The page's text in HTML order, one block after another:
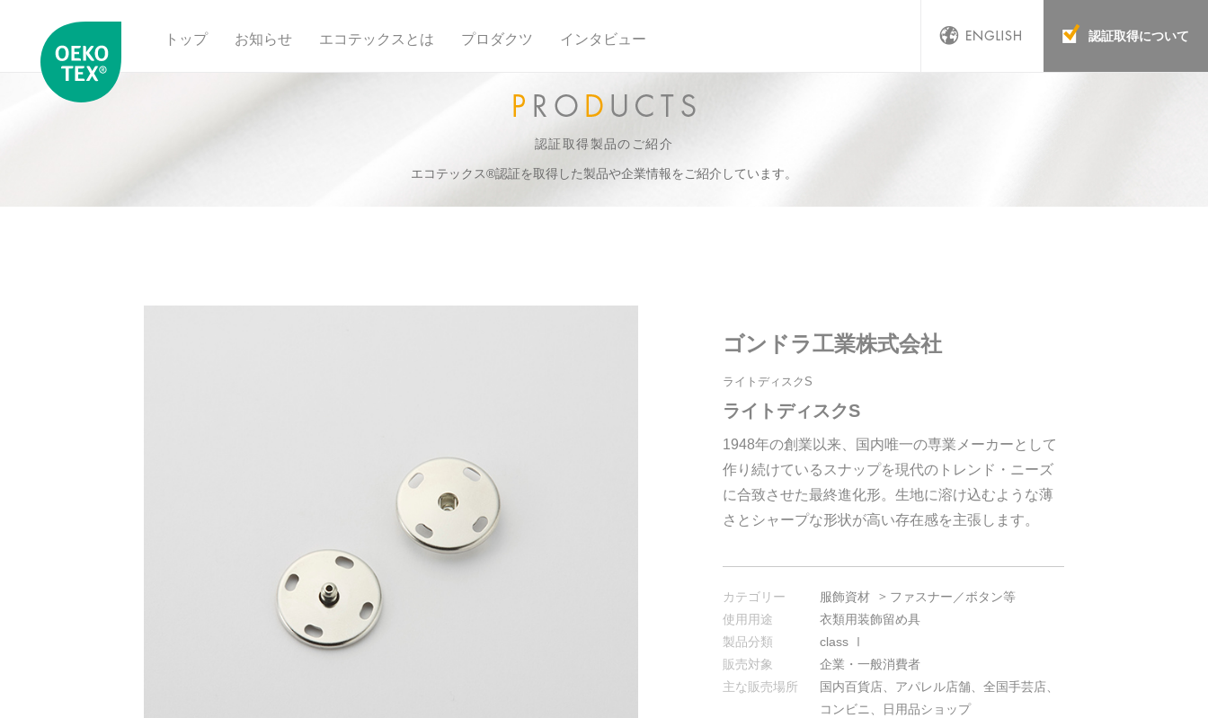
トップ お知らせ エコテックスとは プロダクツ インタビュー 認証取得について
認証取得製品のご紹介
エコテックス®認証を取得した製品や企業情報をご紹介しています。
ゴンドラ工業株式会社
ライトディスクS
ライトディスクS
1948年の創業以来、国内唯一の専業メーカーとして
作り続けているスナップを現代のトレンド・ニーズ
に合致させた最終進化形。生地に溶け込むような薄
さとシャープな形状が高い存在感を主張します。
カテゴリー 服飾資材
ファスナー／ボタン等
使用用途
衣類用装飾留め具
製品分類
class Ⅰ
販売対象
企業・一般消費者
主な販売場所
国内百貨店、アパレル店舗、全国手芸店、
コンビニ、日用品ショップ